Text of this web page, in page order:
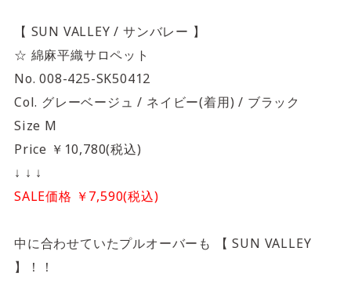
【 SUN VALLEY / サンバレー 】
☆ 綿麻平織サロペット
No. 008-425-SK50412
Col. グレーベージュ / ネイビー(着用) / ブラック
Size M
Price ￥10,780(税込)
↓ ↓ ↓
SALE価格 ￥7,590(税込)
中に合わせていたプルオーバーも 【 SUN VALLEY
】！！